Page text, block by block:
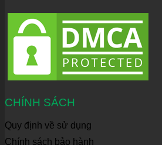
CHÍNH SÁCH
Quy định về sử dụng
Chính sách bảo hành